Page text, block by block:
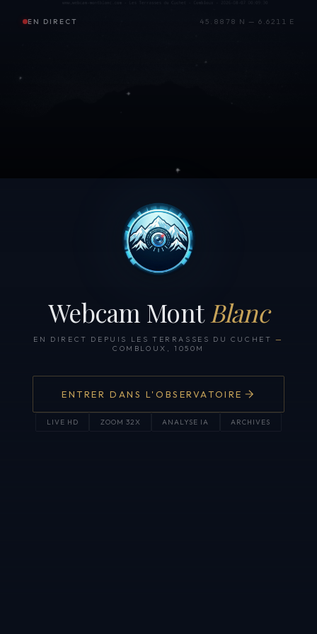
EN DIRECT 45.8878 N — 6.6211 E
Webcam Mont Blanc
EN DIRECT DEPUIS LES TERRASSES DU CUCHET —
COMBLOUX, 1050M
ENTRER DANS L'OBSERVATOIRE
LIVE HD ZOOM 32X ANALYSE IA ARCHIVES